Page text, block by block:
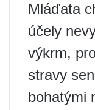
Mláďata
účely
výkrm,
stravy
bohatými